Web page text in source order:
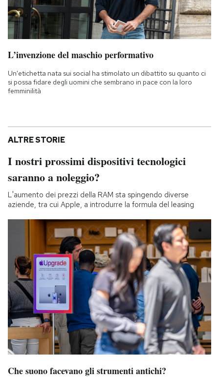
L’invenzione del maschio performativo
Un'etichetta nata sui social ha stimolato un dibattito su quanto ci
si possa fidare degli uomini che sembrano in pace con la loro
femminilità
ALTRE STORIE
I nostri prossimi dispositivi tecnologici
saranno a noleggio?
L'aumento dei prezzi della RAM sta spingendo diverse
aziende, tra cui Apple, a introdurre la formula del leasing
Che suono facevano gli strumenti antichi?